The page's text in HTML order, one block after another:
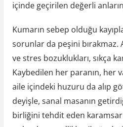
içinde geçirilen değerli
Kumarın sebep olduğu
sorunlar da peşini bırakmaz.
ve stres bozuklukları, sıkça
Kaybedilen her paranın, her
aile içindeki huzuru da alıp
deyişle, sanal masanın
birliğini tehdit eden